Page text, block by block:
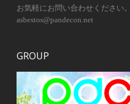
お気軽にお問い合わせください。
asbestos@pandecon.net
GROUP